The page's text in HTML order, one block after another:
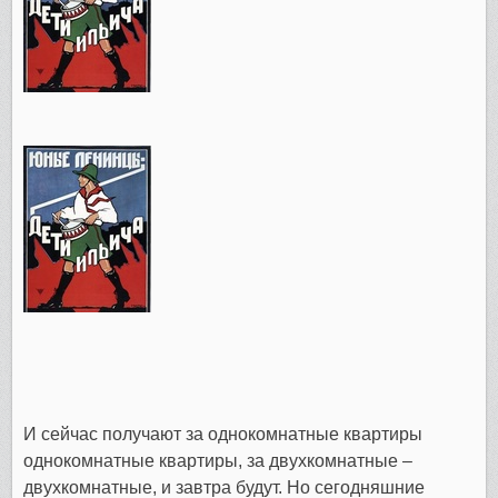
И сейчас получают за однокомнатные квартиры
однокомнатные квартиры, за двухкомнатные –
двухкомнатные, и завтра будут. Но сегодняшние